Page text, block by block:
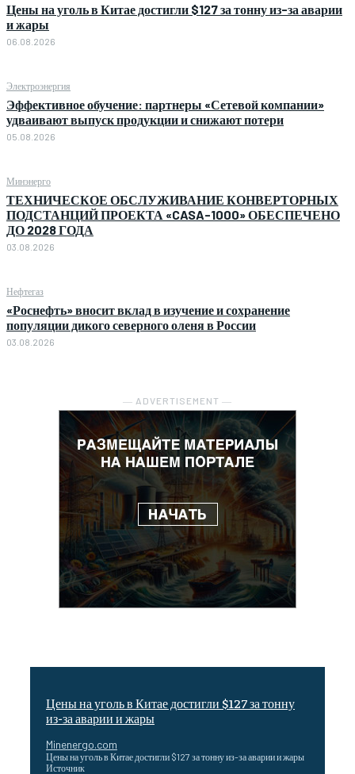
Цены на уголь в Китае достигли $127 за тонну из-за аварии
и жары
06.08.2026
Электроэнергия
Эффективное обучение: партнеры «Сетевой компании»
удваивают выпуск продукции и снижают потери
05.08.2026
Минэнерго
ТЕХНИЧЕСКОЕ ОБСЛУЖИВАНИЕ КОНВЕРТОРНЫХ
ПОДСТАНЦИЙ ПРОЕКТА «CASA-1000» ОБЕСПЕЧЕНО
ДО 2028 ГОДА
03.08.2026
Нефтегаз
«Роснефть» вносит вклад в изучение и сохранение
популяции дикого северного оленя в России
03.08.2026
― ADVERTISEMENT ―
Цены на уголь в Китае достигли $127 за тонну
из-за аварии и жары
Minenergo.com
Цены на уголь в Китае достигли $127 за тонну из-за аварии и жары
Источник